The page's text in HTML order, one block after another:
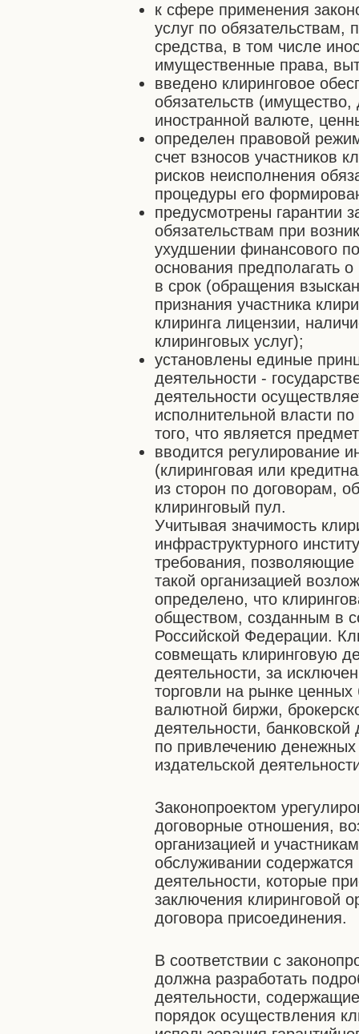
к сфере применения
услуг по
средства, в том числе
имущественные права,
введено клиринговое
обязательств
иностранной валюте,
определен правовой
счет взносов участников
рисков неисполнения
процедуры его
предусмотрены гарантии
обязательствам при
ухудшении финансового
основания предполагать
в срок (обращения
признания участника
клиринга лицензии,
клиринговых услуг);
установлены единые
деятельности -
деятельности
исполнительной власти
того, что является
вводится регулирование
(клиринговая или
из сторон по договорам,
клиринговый пул.
Учитывая значимость
инфраструктурного
требования,
такой организацией
определено, что
обществом, созданным в
Российской Федерации.
совмещать клиринговую
деятельности, за
торговли на рынке ценных
валютной биржи,
деятельности,
по привлечению
издательской
Законопроектом
договорные отношения,
организацией и
обслуживании
деятельности, которые
заключения клиринговой
договора присоединения.
В соответствии с
должна разработать
деятельности,
порядок осуществления